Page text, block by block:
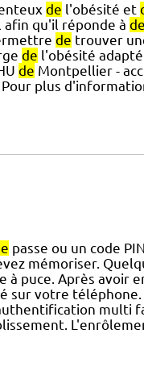
de l'obésité et
qu'il réponde à de
de trouver
de l'obésité
de Montpellier -
plus
passe ou un code
mémoriser.
à puce. Après avoir
sur votre
multi